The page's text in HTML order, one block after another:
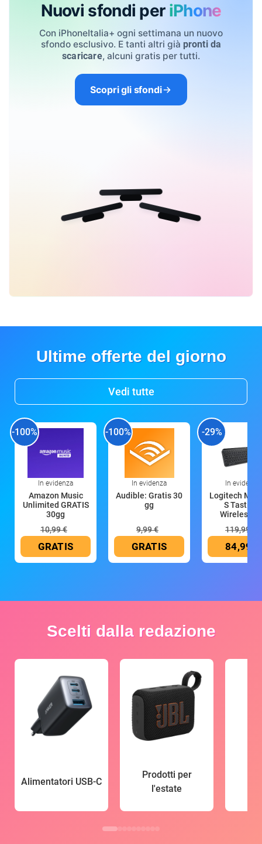
Nuovi sfondi per iPhone
Con iPhoneItalia+ ogni settimana un nuovo
sfondo esclusivo. E tanti altri già pronti da
scaricare, alcuni gratis per tutti.
Scopri gli sfondi
Ultime offerte del giorno
Vedi tutte
-100%
In evidenza
Amazon Music
Unlimited GRATIS
30gg
10,99 €
GRATIS
-100%
In evidenza
Audible: Gratis 30
gg
9,99 €
GRATIS
-29%
In evidenza
Logitech MX
S Tastiera
Wireless
119,99 €
84,99 €
Scelti dalla redazione
Alimentatori USB-C
Prodotti per
l'estate